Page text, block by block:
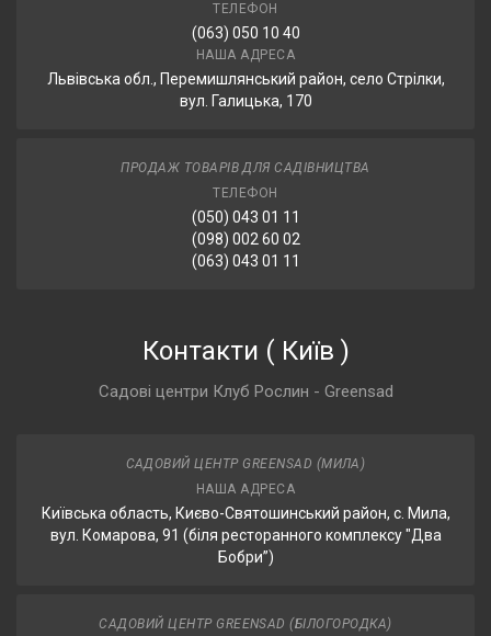
ТЕЛЕФОН
(063) 050 10 40
НАША АДРЕСА
Львівська обл., Перемишлянський район, село Стрілки,
вул. Галицька, 170
ПРОДАЖ ТОВАРІВ ДЛЯ САДІВНИЦТВА
ТЕЛЕФОН
(050) 043 01 11
(098) 002 60 02
(063) 043 01 11
Контакти ( Київ )
Садові центри Клуб Рослин - Greensad
САДОВИЙ ЦЕНТР GREENSAD (МИЛА)
НАША АДРЕСА
Київська область, Києво-Святошинський район, с. Мила,
вул. Комарова, 91 (біля ресторанного комплексу "Два
Бобри”)
САДОВИЙ ЦЕНТР GREENSAD (БІЛОГОРОДКА)